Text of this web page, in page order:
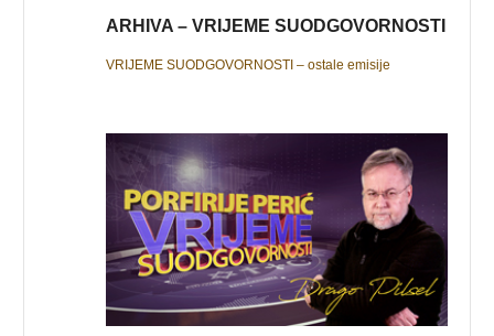
ARHIVA – VRIJEME SUODGOVORNOSTI
VRIJEME SUODGOVORNOSTI – ostale emisije